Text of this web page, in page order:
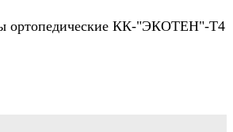
ортопедические КК-"ЭКОТЕН"-Т4